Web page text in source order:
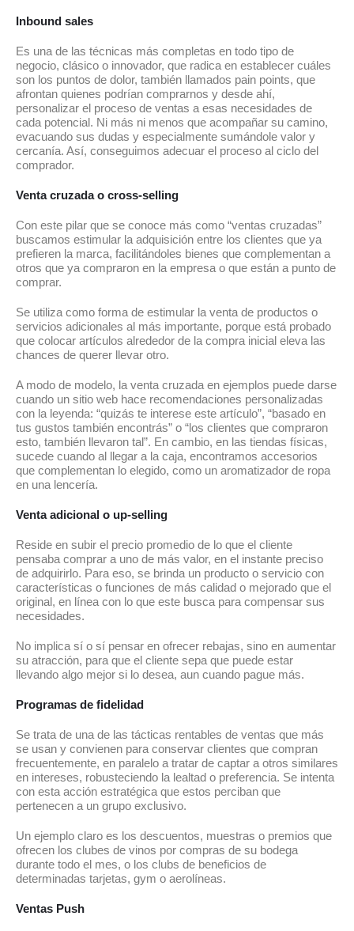
Inbound sales
Es una de las técnicas más completas en todo tipo de
negocio, clásico o innovador, que radica en establecer cuáles
son los puntos de dolor, también llamados pain points, que
afrontan quienes podrían comprarnos y desde ahí,
personalizar el proceso de ventas a esas necesidades de
cada potencial. Ni más ni menos que acompañar su camino,
evacuando sus dudas y especialmente sumándole valor y
cercanía. Así, conseguimos adecuar el proceso al ciclo del
comprador.
Venta cruzada o cross-selling
Con este pilar que se conoce más como “ventas cruzadas”
buscamos estimular la adquisición entre los clientes que ya
prefieren la marca, facilitándoles bienes que complementan a
otros que ya compraron en la empresa o que están a punto de
comprar.
Se utiliza como forma de estimular la venta de productos o
servicios adicionales al más importante, porque está probado
que colocar artículos alrededor de la compra inicial eleva las
chances de querer llevar otro.
A modo de modelo, la venta cruzada en ejemplos puede darse
cuando un sitio web hace recomendaciones personalizadas
con la leyenda: “quizás te interese este artículo”, “basado en
tus gustos también encontrás” o “los clientes que compraron
esto, también llevaron tal”. En cambio, en las tiendas físicas,
sucede cuando al llegar a la caja, encontramos accesorios
que complementan lo elegido, como un aromatizador de ropa
en una lencería.
Venta adicional o up-selling
Reside en subir el precio promedio de lo que el cliente
pensaba comprar a uno de más valor, en el instante preciso
de adquirirlo. Para eso, se brinda un producto o servicio con
características o funciones de más calidad o mejorado que el
original, en línea con lo que este busca para compensar sus
necesidades.
No implica sí o sí pensar en ofrecer rebajas, sino en aumentar
su atracción, para que el cliente sepa que puede estar
llevando algo mejor si lo desea, aun cuando pague más.
Programas de fidelidad
Se trata de una de las tácticas rentables de ventas que más
se usan y convienen para conservar clientes que compran
frecuentemente, en paralelo a tratar de captar a otros similares
en intereses, robusteciendo la lealtad o preferencia. Se intenta
con esta acción estratégica que estos perciban que
pertenecen a un grupo exclusivo.
Un ejemplo claro es los descuentos, muestras o premios que
ofrecen los clubes de vinos por compras de su bodega
durante todo el mes, o los clubs de beneficios de
determinadas tarjetas, gym o aerolíneas.
Ventas Push